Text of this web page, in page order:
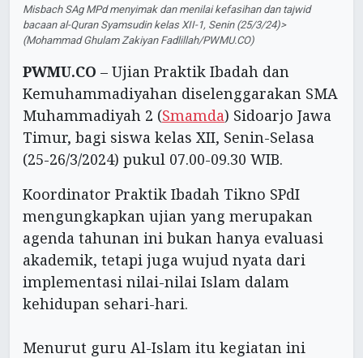
Misbach SAg MPd menyimak dan menilai kefasihan dan tajwid
bacaan al-Quran Syamsudin kelas XII-1, Senin (25/3/24)>
(Mohammad Ghulam Zakiyan Fadlillah/PWMU.CO)
PWMU.CO – Ujian Praktik Ibadah dan
Kemuhammadiyahan diselenggarakan SMA
Muhammadiyah 2 (Smamda) Sidoarjo Jawa
Timur, bagi siswa kelas XII, Senin-Selasa
(25-26/3/2024) pukul 07.00-09.30 WIB.
Koordinator Praktik Ibadah Tikno SPdI
mengungkapkan ujian yang merupakan
agenda tahunan ini bukan hanya evaluasi
akademik, tetapi juga wujud nyata dari
implementasi nilai-nilai Islam dalam
kehidupan sehari-hari.
Menurut guru Al-Islam itu kegiatan ini